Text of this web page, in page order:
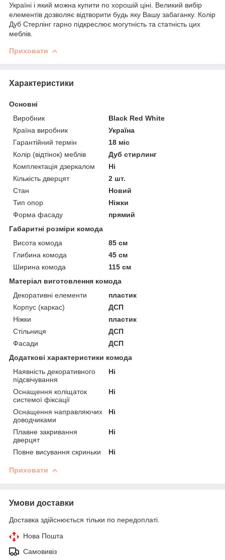
Україні і який можна купити по хорошій ціні. Великий вибір
елементів дозволяє відтворити будь яку Вашу забаганку. Колір
Дуб Стерлінг гарно підкреслює могутність та статність цих
меблів.
Приховати
Характеристики
Основні
Виробник
Black Red White
Країна виробник
Україна
Гарантійний термін
18 міс
Колір (відтінок) меблів
Дуб стирлинг
Комплектація дзеркалом
Ні
Кількість дверцят
2 шт.
Стан
Новий
Тип опор
Ніжки
Форма фасаду
прямий
Габаритні розміри комода
Висота комода
85 см
Глибина комода
45 см
Ширина комода
115 см
Матеріал виготовлення комода
Декоративні елементи
пластик
Корпус (каркас)
ДСП
Ніжки
пластик
Стільниця
ДСП
Фасади
ДСП
Додаткові характеристики комода
Наявність декоративного
підсвічування
Ні
Оснащення коліщаток
системої фіксації
Ні
Оснащення направляючих
доводчиками
Ні
Плавне закривання
дверцят
Ні
Повне висування скриньки Ні
Приховати
Умови доставки
Доставка здійснюється тільки по передоплаті.
Нова Пошта
Самовивіз